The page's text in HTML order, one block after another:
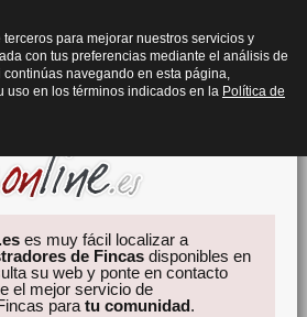
es muy fácil localizar a
de Fincas disponibles en
su web y ponte en contacto
el mejor servicio de
paratu comunidad.
para mejorar nuestros servicios y
con tus preferencias mediante el análisis de
navegando en esta página,
uso en los términos indicados en la Política de